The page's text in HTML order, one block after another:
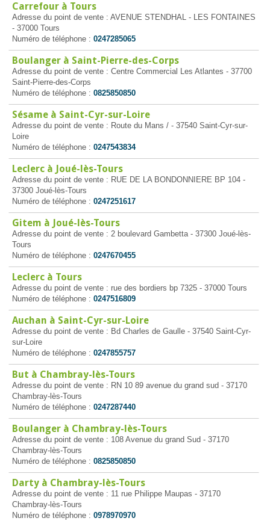
Carrefour à Tours
Adresse du point de vente : AVENUE STENDHAL - LES FONTAINES
- 37000 Tours
Numéro de téléphone : 0247285065
Boulanger à Saint-Pierre-des-Corps
Adresse du point de vente : Centre Commercial Les Atlantes - 37700
Saint-Pierre-des-Corps
Numéro de téléphone : 0825850850
Sésame à Saint-Cyr-sur-Loire
Adresse du point de vente : Route du Mans / - 37540 Saint-Cyr-sur-
Loire
Numéro de téléphone : 0247543834
Leclerc à Joué-lès-Tours
Adresse du point de vente : RUE DE LA BONDONNIERE BP 104 -
37300 Joué-lès-Tours
Numéro de téléphone : 0247251617
Gitem à Joué-lès-Tours
Adresse du point de vente : 2 boulevard Gambetta - 37300 Joué-lès-
Tours
Numéro de téléphone : 0247670455
Leclerc à Tours
Adresse du point de vente : rue des bordiers bp 7325 - 37000 Tours
Numéro de téléphone : 0247516809
Auchan à Saint-Cyr-sur-Loire
Adresse du point de vente : Bd Charles de Gaulle - 37540 Saint-Cyr-
sur-Loire
Numéro de téléphone : 0247855757
But à Chambray-lès-Tours
Adresse du point de vente : RN 10 89 avenue du grand sud - 37170
Chambray-lès-Tours
Numéro de téléphone : 0247287440
Boulanger à Chambray-lès-Tours
Adresse du point de vente : 108 Avenue du grand Sud - 37170
Chambray-lès-Tours
Numéro de téléphone : 0825850850
Darty à Chambray-lès-Tours
Adresse du point de vente : 11 rue Philippe Maupas - 37170
Chambray-lès-Tours
Numéro de téléphone : 0978970970